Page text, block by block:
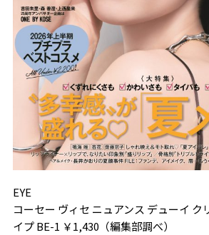
EYE
コーセー ヴィセ ニュアンス デューイ ク
イプ BE-1 ￥1,430（編集部調べ）